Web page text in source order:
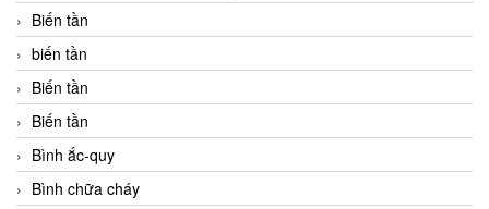
Biến tần
biến tần
Biến tần
Biến tần
Bình ắc-quy
Bình chữa cháy